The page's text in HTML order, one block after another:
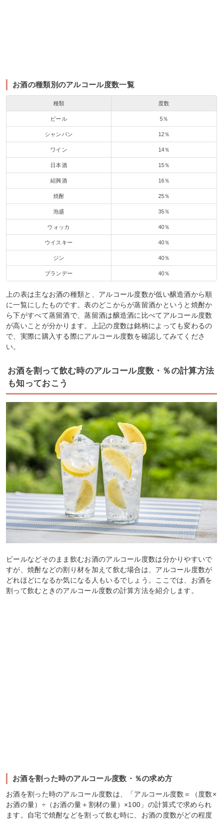
お酒の種類別のアルコール度数一覧
種類 度数
ビール 5％
シャンパン 12％
ワイン 14％
日本酒 15％
紹興酒 16％
焼酎 25％
泡盛 35％
ウォッカ 40％
ウイスキー 40％
ジン 40％
ブランデー 40％
上の表は主なお酒の種類と、アルコール度数が低い醸造酒から順
に一覧にしたものです。表のどこからが蒸留酒かというと焼酎か
ら下がすべて蒸留酒で、蒸留酒は醸造酒に比べてアルコール度数
が高いことが分かります。上記の度数は銘柄によっても変わるの
で、実際に購入する際にアルコール度数を確認してみてくださ
い。
お酒を割って飲む時のアルコール度数・％の計算方法
も知っておこう
ビールなどそのまま飲むお酒のアルコール度数は分かりやすいで
すが、焼酎などの割り材を加えて飲む場合は、アルコール度数が
どれほどになるか気になる人もいるでしょう。ここでは、お酒を
割って飲むときのアルコール度数の計算方法を紹介します。
お酒を割った時のアルコール度数・％の求め方
お酒を割った時のアルコール度数は、「アルコール度数＝（度数×
お酒の量）÷（お酒の量＋割材の量）×100」の計算式で求められ
ます。自宅で焼酎などを割って飲む時に、お酒の度数がどの程度